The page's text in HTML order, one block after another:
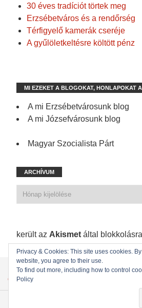
30 éves tradíciót törtek meg
Erzsébetváros és a rendőrség
Térfigyelő kamerák cseréje
A gyűlöletkeltésre költött pénz
MI EZEKET A BLOGOKAT, HONLAPOKAT
A mi Erzsébetvárosunk blog
A mi Józsefvárosunk blog
Magyar Szocialista Párt
ARCHÍVUM
került az Akismet által blokkolásra
KEZDŐLAP
ÖNKORMÁNYZATI
ÖNKORMÁNYZAT
Privacy & Cookies: This site uses cookies.
website, you agree to their use.
To find out more, including how to control
Policy